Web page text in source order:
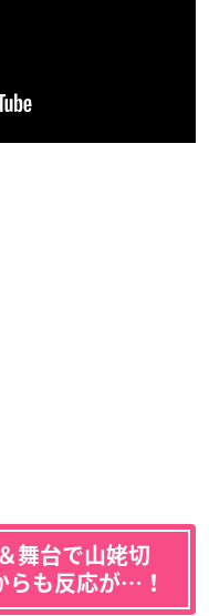
舞台で山姥切
らも反応が…！